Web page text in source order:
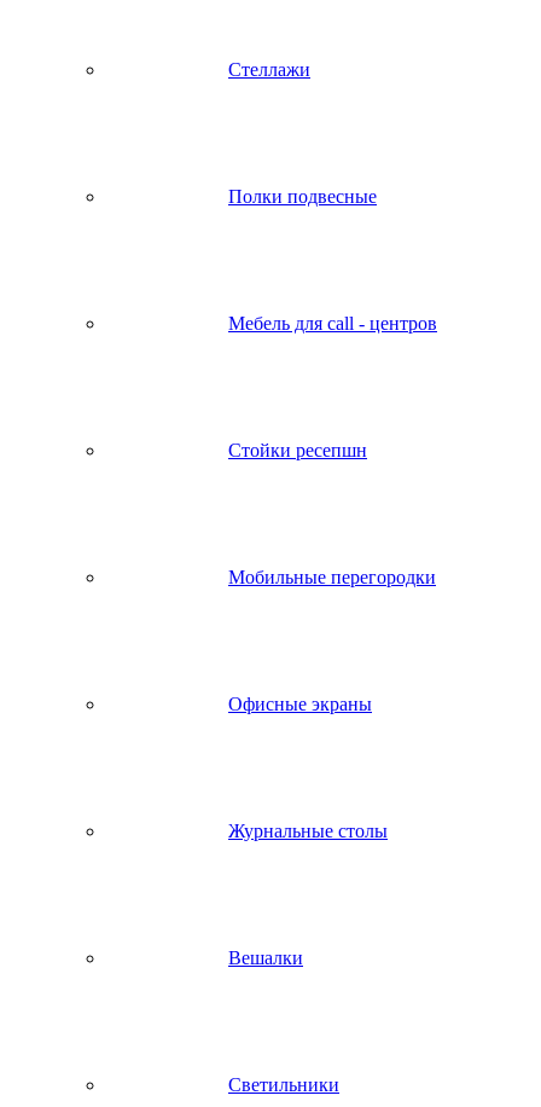
Стеллажи
Полки подвесные
Мебель для call - центров
Стойки ресепшн
Мобильные перегородки
Офисные экраны
Журнальные столы
Вешалки
Светильники